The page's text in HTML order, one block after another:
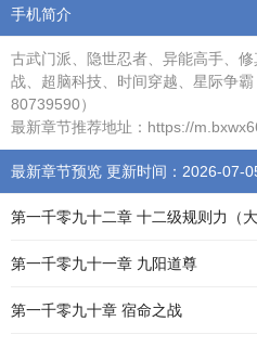
手机简介
古武门派、隐世忍者、异能高手、
战、超脑科技、时间穿越、星际争
80739590）
最新章节推荐地址：https://
最新章节预览 更新时间：2026-07-
第一千零九十二章 十二级规则力（大
第一千零九十一章 九阳道尊
第一千零九十章 宿命之战